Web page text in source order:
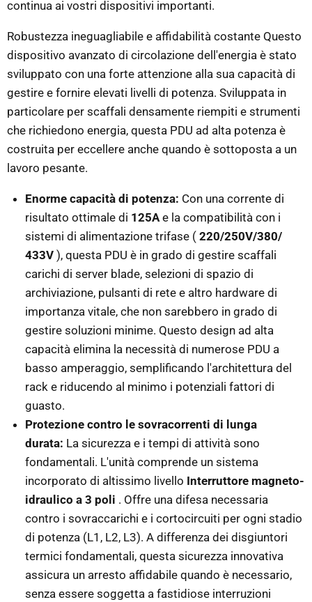
continua ai vostri dispositivi importanti.
Robustezza ineguagliabile e affidabilità costante Questo
dispositivo avanzato di circolazione dell'energia è stato
sviluppato con una forte attenzione alla sua capacità di
gestire e fornire elevati livelli di potenza. Sviluppata in
particolare per scaffali densamente riempiti e strumenti
che richiedono energia, questa PDU ad alta potenza è
costruita per eccellere anche quando è sottoposta a un
lavoro pesante.
Enorme capacità di potenza: Con una corrente di
risultato ottimale di 125Ae la compatibilità con i
sistemi di alimentazione trifase (220/250V/380/
433V ), questa PDU è in grado di gestire scaffali
carichi di server blade, selezioni di spazio di
archiviazione, pulsanti di rete e altro hardware di
importanza vitale, che non sarebbero in grado di
gestire soluzioni minime. Questo design ad alta
capacità elimina la necessità di numerose PDU a
basso amperaggio, semplificando l'architettura del
rack e riducendo al minimo i potenziali fattori di
guasto.
Protezione contro le sovracorrenti di lunga
durata: La sicurezza e i tempi di attività sono
fondamentali. L'unità comprende un sistema
incorporato di altissimo livello Interruttore magneto-
idraulico a 3 poli . Offre una difesa necessaria
contro i sovraccarichi e i cortocircuiti per ogni stadio
di potenza (L1, L2, L3). A differenza dei disgiuntori
termici fondamentali, questa sicurezza innovativa
assicura un arresto affidabile quando è necessario,
senza essere soggetta a fastidiose interruzioni